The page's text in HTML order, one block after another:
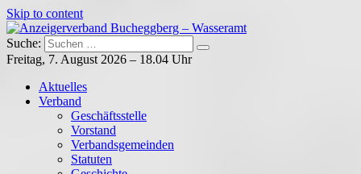
Skip to content
Anzeigerverband Bucheggberg – Wasseramt
Azeiger AZ-Medien
Suche:
Freitag, 7. August 2026 – 18.04 Uhr
Aktuelles
Verband
Geschäftsstelle
Vorstand
Verbandsgemeinden
Statuten